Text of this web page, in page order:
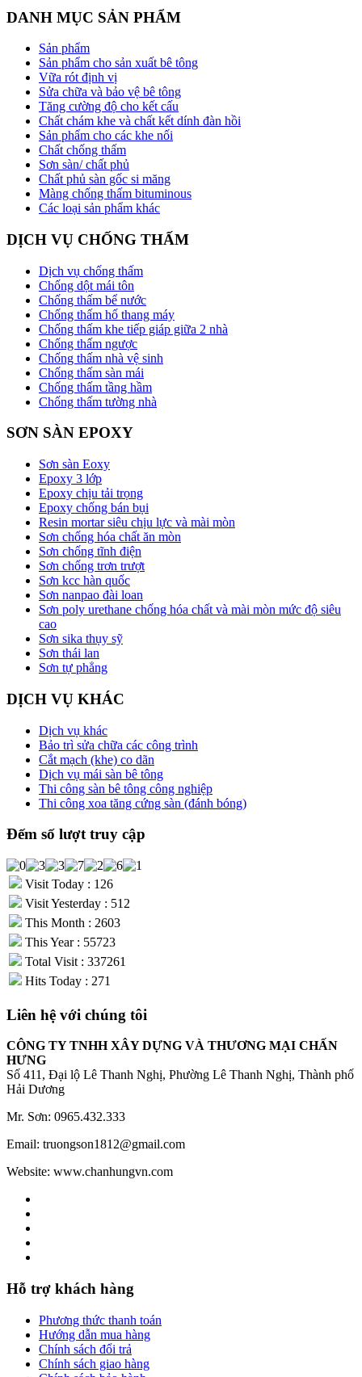
DANH MỤC SẢN PHẨM
Sản phẩm
Sản phẩm cho sản xuất bê tông
Vữa rót định vị
Sửa chữa và bảo vệ bê tông
Tăng cường độ cho kết cấu
Chất chám khe và chất kết dính đàn hồi
Sản phẩm cho các khe nối
Chất chống thấm
Sơn sàn/ chất phủ
Chất phủ sàn gốc si măng
Màng chống thấm bituminous
Các loại sản phẩm khác
DỊCH VỤ CHỐNG THẤM
Dịch vụ chống thấm
Chống dột mái tôn
Chống thấm bể nước
Chống thấm hố thang máy
Chống thấm khe tiếp giáp giữa 2 nhà
Chống thấm ngược
Chống thấm nhà vệ sinh
Chống thấm sàn mái
Chống thấm tầng hầm
Chống thấm tường nhà
SƠN SÀN EPOXY
Sơn sàn Eoxy
Epoxy 3 lớp
Epoxy chịu tải trọng
Epoxy chống bán bụi
Resin mortar siêu chịu lực và mài mòn
Sơn chống hóa chất ăn mòn
Sơn chống tĩnh điện
Sơn chống trơn trượt
Sơn kcc hàn quốc
Sơn nanpao đài loan
Sơn poly urethane chống hóa chất và mài mòn mức độ siêu
cao
Sơn sika thụy sỹ
Sơn thái lan
Sơn tự phẳng
DỊCH VỤ KHÁC
Dịch vụ khác
Bảo trì sửa chữa các công trình
Cắt mạch (khe) co dãn
Dịch vụ mái sàn bê tông
Thi công sàn bê tông công nghiệp
Thi công xoa tăng cứng sàn (đánh bóng)
Đếm số lượt truy cập
Visit Today : 126
Visit Yesterday : 512
This Month : 2603
This Year : 55723
Total Visit : 337261
Hits Today : 271
Liên hệ với chúng tôi
CÔNG TY TNHH XÂY DỰNG VÀ THƯƠNG MẠI CHẤN
HƯNG
Số 411, Đại lộ Lê Thanh Nghị, Phường Lê Thanh Nghị, Thành phố
Hải Dương
Mr. Sơn: 0965.432.333
Email: truongson1812@gmail.com
Website: www.chanhungvn.com
Hỗ trợ khách hàng
Phương thức thanh toán
Hướng dẫn mua hàng
Chính sách đổi trả
Chính sách giao hàng